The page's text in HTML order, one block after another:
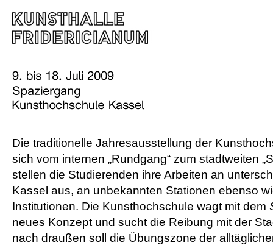
Die traditionelle Jahresausstellung der
sich vom internen „Rundgang“ zum stadtweiten
stellen die Studierenden ihre Arbeiten an
Kassel aus, an unbekannten Stationen ebenso
Institutionen. Die Kunsthochschule wagt mit dem
neues Konzept und sucht die Reibung mit der
nach draußen soll die Übungszone der